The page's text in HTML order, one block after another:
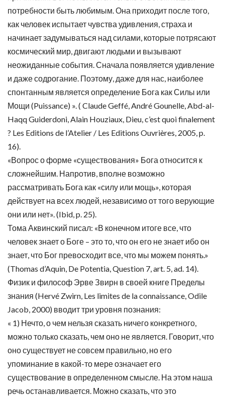
потребности быть любимым. Она приходит после того,
как человек испытает чувства удивления, страха и
начинает задумываться над силами, которые потрясают
космический мир, двигают людьми и вызывают
неожиданные события. Сначала появляется удивление
и даже содрогание. Поэтому, даже для нас, наиболее
спонтанным является определение Бога как Силы или
Мощи (Puissance) ». ( Claude Geffé, André Gounelle, Abd-al-
Haqq Guiderdoni, Alain Houziaux, Dieu, c’est quoi finalement
? Les Editions de l’Atelier / Les Editions Ouvrières, 2005, p.
16).
«Вопрос о форме «существования» Бога относится к
сложнейшим. Напротив, вполне возможно
рассматривать Бога как «силу или мощь», которая
действует на всех людей, независимо от того верующие
они или нет». (Ibid, p. 25).
Тома Аквинский писал: «В конечном итоге все, что
человек знает о Боге – это то, что он его не знает ибо он
знает, что Бог превосходит все, что мы можем понять.»
(Thomas d’Aquin, De Potentia, Question 7, art. 5, ad. 14).
Физик и философ Эрве Звирн в своей книге Пределы
знания (Hervé Zwirn, Les limites de la connaissance, Odile
Jacob, 2000) вводит три уровня познания:
« 1) Нечто, о чем нельзя сказать ничего конкретного,
можно только сказать, чем оно не является. Говорит, что
оно существует не совсем правильно, но его
упоминание в какой-то мере означает его
существование в определенном смысле. На этом наша
речь останавливается. Можно сказать, что это